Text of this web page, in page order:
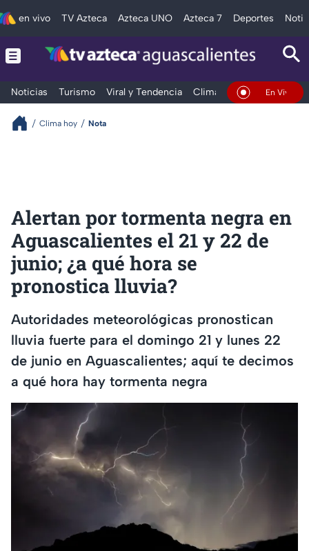
en vivo TV Azteca Azteca UNO Azteca 7 Deportes
Noticias Turismo Viral y Tendencia Clima DeportesEn Vivo
Clima hoy Nota
Alertan por tormenta negra en
Aguascalientes el 21 y 22 de
junio; ¿a qué hora se
pronostica lluvia?
Autoridades meteorológicas pronostican
lluvia fuerte para el domingo 21 y lunes 22
de junio en Aguascalientes; aquí te decimos
a qué hora hay tormenta negra